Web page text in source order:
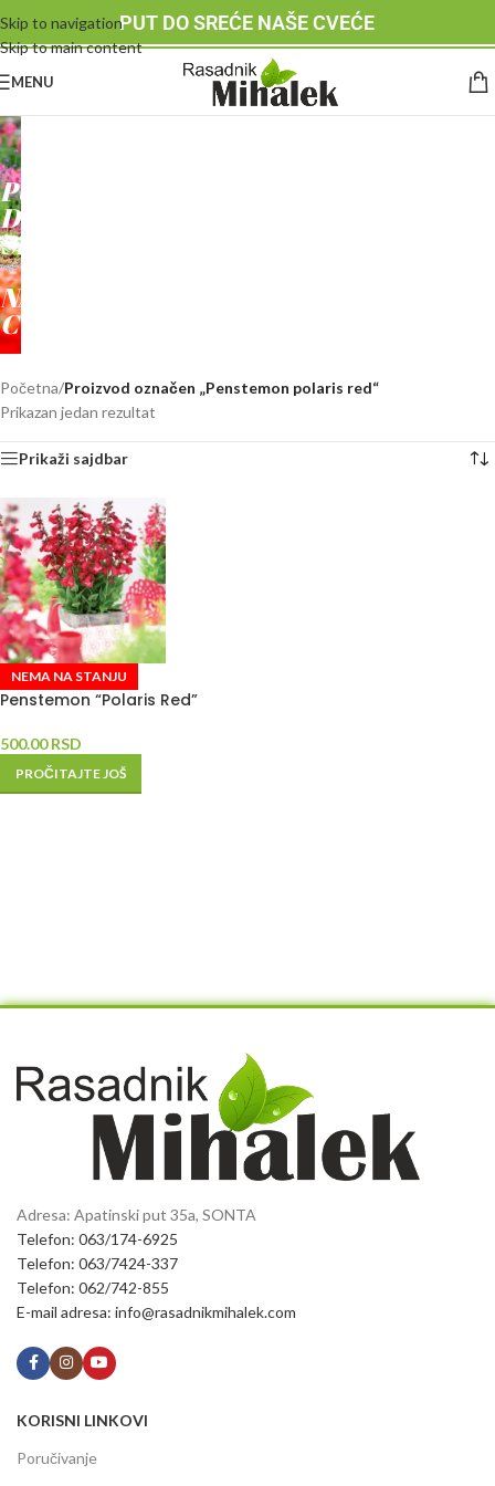
Skip to navigation
Skip to main content
PUT DO SREĆE NAŠE CVEĆE
MENU
RASADNIK
MIHALEK
PUT
DO
SREĆE
-
NAŠE
CVEĆE
Početna/Proizvod označen „Penstemon polaris red“
Prikazan jedan rezultat
Prikaži sajdbar
NEMA NA STANJU
Penstemon “Polaris Red”
500.00RSD
PROČITAJTE JOŠ
Adresa: Apatinski put 35a, SONTA
Telefon: 063/174-6925
Telefon: 063/7424-337
Telefon: 062/742-855
E-mail adresa: info@rasadnikmihalek.com
KORISNI LINKOVI
Poručivanje